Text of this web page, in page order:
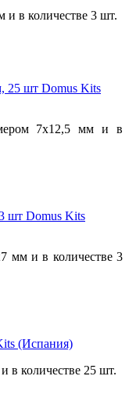
и в количестве 3 шт.
25 шт Domus Kits
7х12,5 мм и в
шт Domus Kits
мм и в количестве 3
(Испания)
в количестве 25 шт.